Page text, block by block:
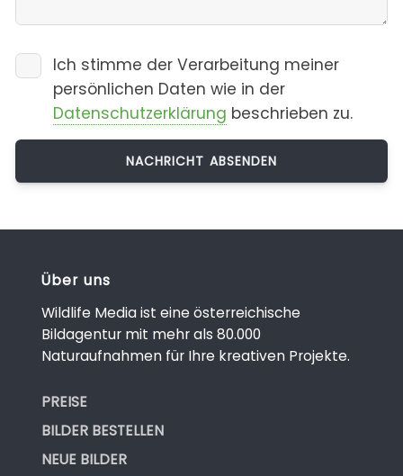
Ich stimme der Verarbeitung meiner
persönlichen Daten wie in der
Datenschutzerklärung beschrieben zu.
Über uns
Wildlife Media ist eine österreichische
Bildagentur mit mehr als 80.000
Naturaufnahmen für Ihre kreativen Projekte.
PREISE
BILDER BESTELLEN
NEUE BILDER